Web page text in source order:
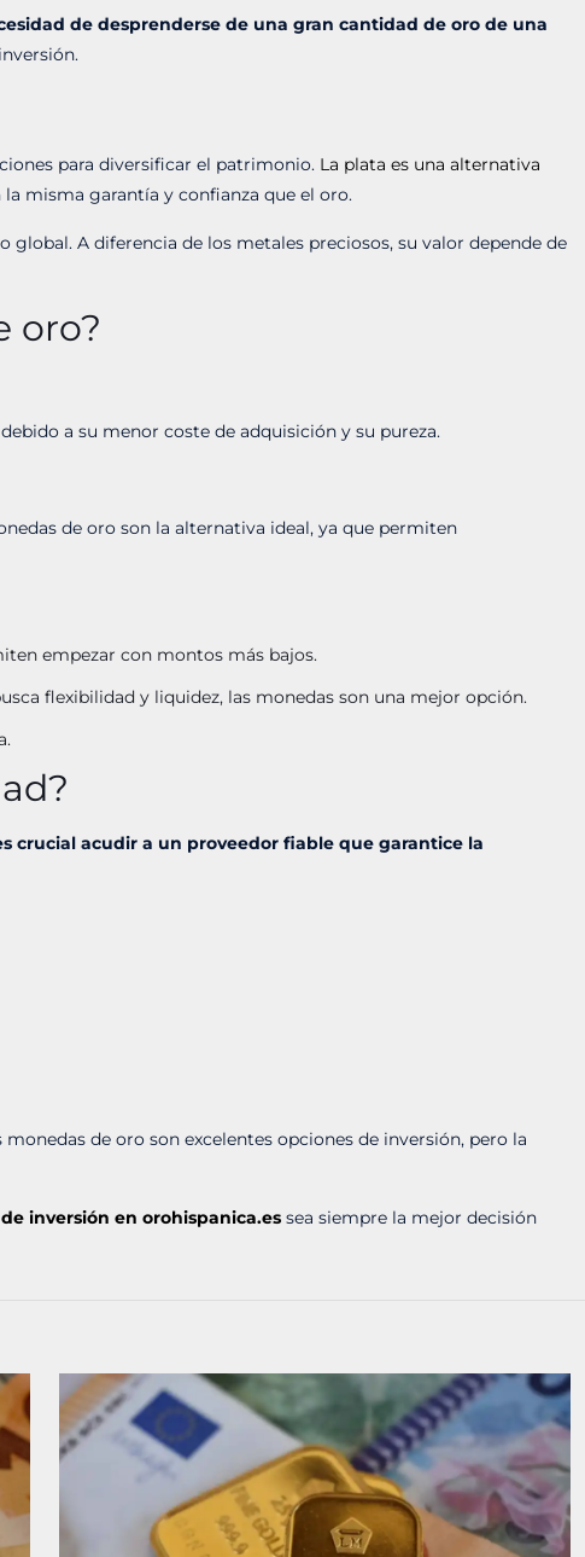
de desprenderse de una gran cantidad de oro de una
para diversificar el patrimonio. La plata es una alternativa
misma garantía y confianza que el oro.
A diferencia de los metales preciosos, su valor depende de
oro?
a su menor coste de adquisición y su pureza.
de oro son la alternativa ideal, ya que permiten
empezar con montos más bajos.
flexibilidad y liquidez, las monedas son una mejor opción.
crucial acudir a un proveedor fiable que garantice la
de oro son excelentes opciones de inversión, pero la
inversión en orohispanica.es sea siempre la mejor decisión